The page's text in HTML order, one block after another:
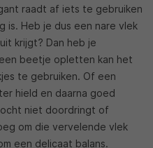
raadt af iets te gebruiken
is. Heb je dus een nare vlek
krijgt? Dan heb je
beetje opletten kan het
te gebruiken. Of een
hield en daarna goed
niet doordringt of
om die vervelende vlek
een delicaat balans.